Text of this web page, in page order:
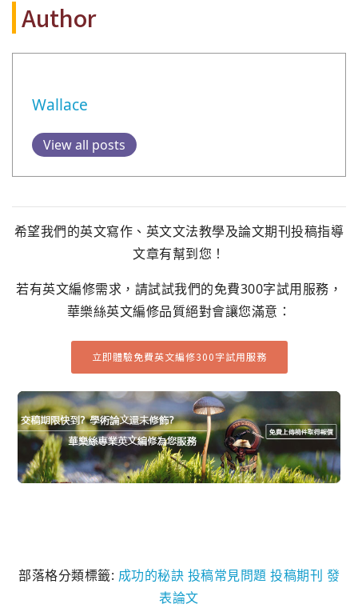
Author
Wallace
View all posts
希望我們的英文寫作、英文文法教學及論文期刊投稿指導
文章有幫到您！
若有英文編修需求，請試試我們的免費300字試用服務，
華樂絲英文編修品質絕對會讓您滿意：
立即體驗免費英文編修300字試用服務
部落格分類標籤: 成功的秘訣 投稿常見問題 投稿期刊 發
表論文